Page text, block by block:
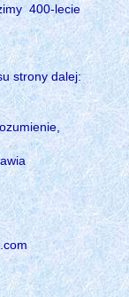
400-lecie
strony dalej: